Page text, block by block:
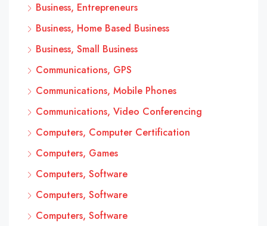
Business, Entrepreneurs
Business, Home Based Business
Business, Small Business
Communications, GPS
Communications, Mobile Phones
Communications, Video Conferencing
Computers, Computer Certification
Computers, Games
Computers, Software
Computers, Software
Computers, Software